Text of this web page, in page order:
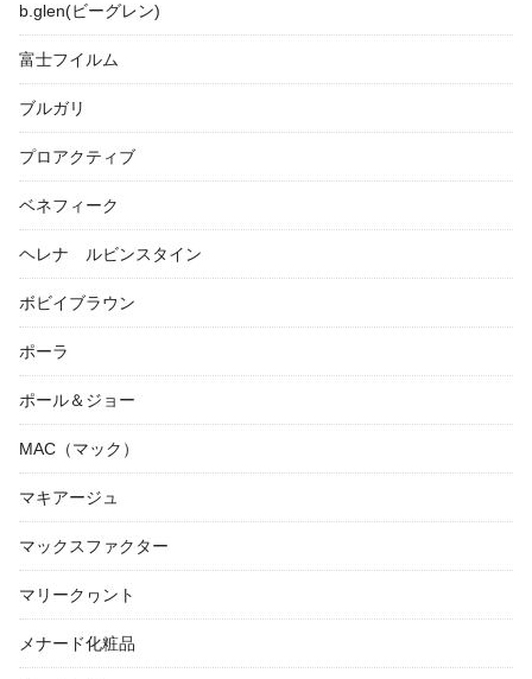
b.glen(ビーグレン)
富士フイルム
ブルガリ
プロアクティブ
ベネフィーク
ヘレナ ルビンスタイン
ボビイブラウン
ポーラ
ポール＆ジョー
MAC（マック）
マキアージュ
マックスファクター
マリークヮント
メナード化粧品